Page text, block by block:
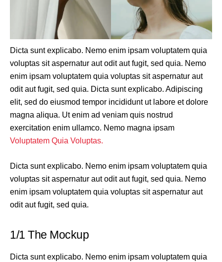
Dicta sunt explicabo. Nemo enim ipsam voluptatem quia
voluptas sit aspernatur aut odit aut fugit, sed quia. Nemo
enim ipsam voluptatem quia voluptas sit aspernatur aut
odit aut fugit, sed quia. Dicta sunt explicabo. Adipiscing
elit, sed do eiusmod tempor incididunt ut labore et dolore
magna aliqua. Ut enim ad veniam quis nostrud
exercitation enim ullamco. Nemo magna ipsam
Voluptatem Quia Voluptas.
Dicta sunt explicabo. Nemo enim ipsam voluptatem quia
voluptas sit aspernatur aut odit aut fugit, sed quia. Nemo
enim ipsam voluptatem quia voluptas sit aspernatur aut
odit aut fugit, sed quia.
1/1 The Mockup
Dicta sunt explicabo. Nemo enim ipsam voluptatem quia